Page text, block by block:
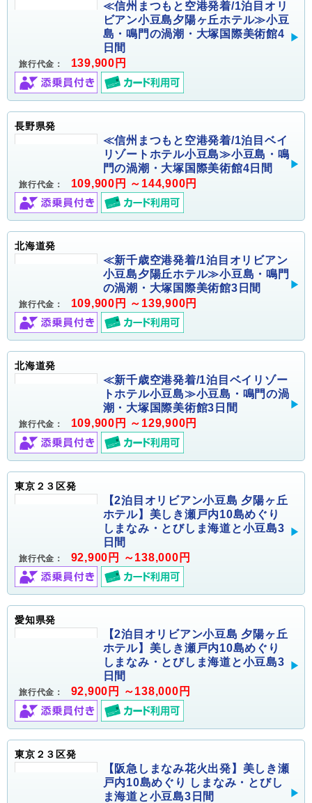
≪信州まつもと空港発着/1泊目オリ
ビアン小豆島夕陽ヶ丘ホテル≫小豆
島・鳴門の渦潮・大塚国際美術館4
日間
旅行代金： 139,900円
長野県発
≪信州まつもと空港発着/1泊目ベイ
リゾートホテル小豆島≫小豆島・鳴
門の渦潮・大塚国際美術館4日間
旅行代金： 109,900円 ～144,900円
北海道発
≪新千歳空港発着/1泊目オリビアン
小豆島夕陽丘ホテル≫小豆島・鳴門
の渦潮・大塚国際美術館3日間
旅行代金： 109,900円 ～139,900円
北海道発
≪新千歳空港発着/1泊目ベイリゾー
トホテル小豆島≫小豆島・鳴門の渦
潮・大塚国際美術館3日間
旅行代金： 109,900円 ～129,900円
東京２３区発
【2泊目オリビアン小豆島 夕陽ヶ丘
ホテル】美しき瀬戸内10島めぐり
しまなみ・とびしま海道と小豆島3
日間
旅行代金： 92,900円 ～138,000円
愛知県発
【2泊目オリビアン小豆島 夕陽ヶ丘
ホテル】美しき瀬戸内10島めぐり
しまなみ・とびしま海道と小豆島3
日間
旅行代金： 92,900円 ～138,000円
東京２３区発
【阪急しまなみ花火出発】美しき瀬
戸内10島めぐり しまなみ・とびし
ま海道と小豆島3日間